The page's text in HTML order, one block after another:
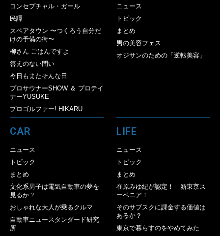
コンセプチャル・ガール
民譚
スペアタウン 〜つくろう自分だ
けの予備の街〜
柳さん ごはんですよ
答えのない問い
今日もまたそんな日
プロサウナーSHOW ＆ プロテイ
ナーYUSUKE
プロゴルファー! HIKARU
ニュース
トピック
まとめ
男の美容フェス
オジサンのための「逆転美容」
CAR
ニュース
トピック
まとめ
文化系男子は電気自動車の夢を
見るか？
おしゃれな大人が乗るクルマ
自動車ニュースタンダード研究
所
LIFE
ニュース
トピック
まとめ
在原みゆ紀が認定！ 新東京ス
ーベニア！
そのサブスクに課金する価値は
あるか？
東京で暮らすのをやめてみた